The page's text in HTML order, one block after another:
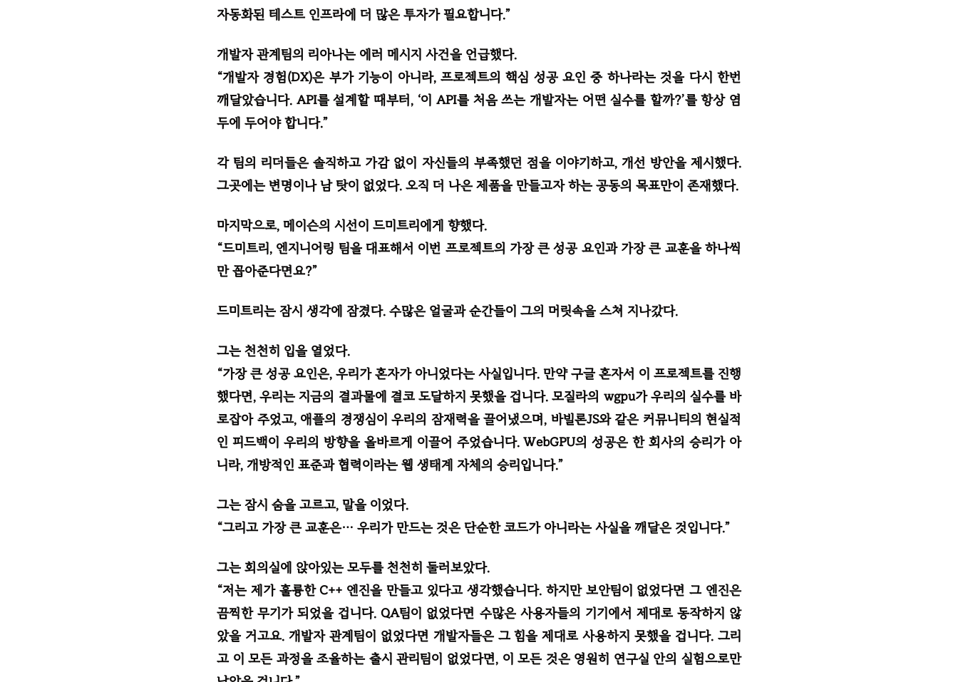
자동화된 테스트 인프라에 더 많은 투자가 필요합니다.”
개발자 관계팀의 리아나는 에러 메시지 사건을 언급했다.
“개발자 경험(DX)은 부가 기능이 아니라, 프로젝트의 핵심 성공 요인 중 하나라는 것을 다시 한번
깨달았습니다. API를 설계할 때부터, ‘이 API를 처음 쓰는 개발자는 어떤 실수를 할까?’를 항상 염
두에 두어야 합니다.”
각 팀의 리더들은 솔직하고 가감 없이 자신들의 부족했던 점을 이야기하고, 개선 방안을 제시했다.
그곳에는 변명이나 남 탓이 없었다. 오직 더 나은 제품을 만들고자 하는 공동의 목표만이 존재했다.
마지막으로, 메이슨의 시선이 드미트리에게 향했다.
“드미트리, 엔지니어링 팀을 대표해서 이번 프로젝트의 가장 큰 성공 요인과 가장 큰 교훈을 하나씩
만 꼽아준다면요?”
드미트리는 잠시 생각에 잠겼다. 수많은 얼굴과 순간들이 그의 머릿속을 스쳐 지나갔다.
그는 천천히 입을 열었다.
“가장 큰 성공 요인은, 우리가 혼자가 아니었다는 사실입니다. 만약 구글 혼자서 이 프로젝트를 진행
했다면, 우리는 지금의 결과물에 결코 도달하지 못했을 겁니다. 모질라의 wgpu가 우리의 실수를 바
로잡아 주었고, 애플의 경쟁심이 우리의 잠재력을 끌어냈으며, 바빌론JS와 같은 커뮤니티의 현실적
인 피드백이 우리의 방향을 올바르게 이끌어 주었습니다. WebGPU의 성공은 한 회사의 승리가 아
니라, 개방적인 표준과 협력이라는 웹 생태계 자체의 승리입니다.”
그는 잠시 숨을 고르고, 말을 이었다.
“그리고 가장 큰 교훈은… 우리가 만드는 것은 단순한 코드가 아니라는 사실을 깨달은 것입니다.”
그는 회의실에 앉아있는 모두를 천천히 둘러보았다.
“저는 제가 훌륭한 C++ 엔진을 만들고 있다고 생각했습니다. 하지만 보안팀이 없었다면 그 엔진은
끔찍한 무기가 되었을 겁니다. QA팀이 없었다면 수많은 사용자들의 기기에서 제대로 동작하지 않
았을 거고요. 개발자 관계팀이 없었다면 개발자들은 그 힘을 제대로 사용하지 못했을 겁니다. 그리
고 이 모든 과정을 조율하는 출시 관리팀이 없었다면, 이 모든 것은 영원히 연구실 안의 실험으로만